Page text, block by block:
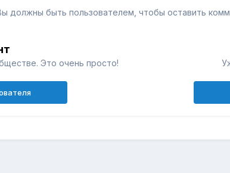
должны быть пользователем, чтобы оставить
Это очень просто!